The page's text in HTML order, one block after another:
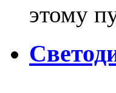
этому